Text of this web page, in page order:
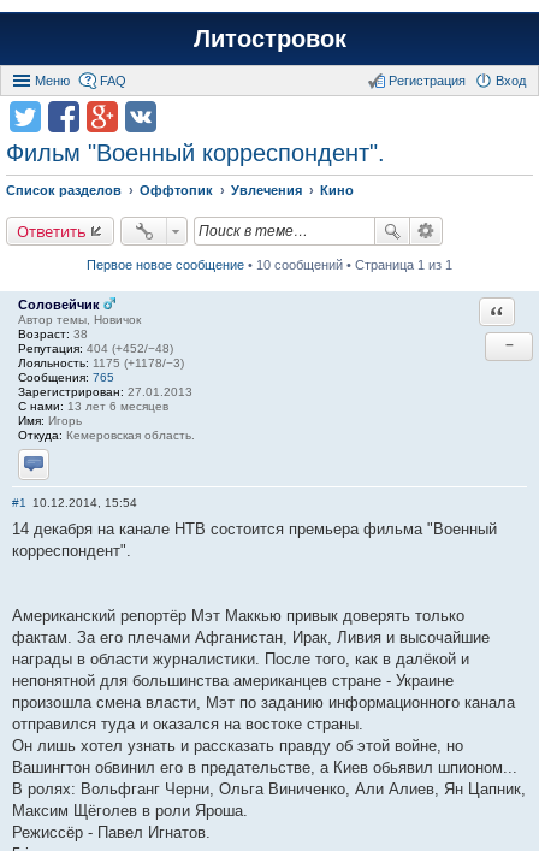
Литостровок
Меню FAQ Вход
Регистрация
Фильм "Военный корреспондент".
Список разделов Оффтопик Увлечения Кино
Ответить
Первое новое сообщение • 10 сообщений • Страница 1 из 1
Соловейчик
Автор темы, Новичок
Возраст: 38
Репутация: 404 (+452/−48)
Лояльность: 1175 (+1178/−3)
Сообщения: 765
Зарегистрирован: 27.01.2013
С нами: 13 лет 6 месяцев
Имя: Игорь
Откуда: Кемеровская область.
Отправить личное сообщение
−
#1 10.12.2014, 15:54
14 декабря на канале НТВ состоится премьера фильма "Военный
корреспондент".
Американский репортёр Мэт Маккью привык доверять только
фактам. За его плечами Афганистан, Ирак, Ливия и высочайшие
награды в области журналистики. После того, как в далёкой и
непонятной для большинства американцев стране - Украине
произошла смена власти, Мэт по заданию информационного канала
отправился туда и оказался на востоке страны.
Он лишь хотел узнать и рассказать правду об этой войне, но
Вашингтон обвинил его в предательстве, а Киев обьявил шпионом...
В ролях: Вольфганг Черни, Ольга Виниченко, Али Алиев, Ян Цапник,
Максим Щёголев в роли Яроша.
Режиссёр - Павел Игнатов.